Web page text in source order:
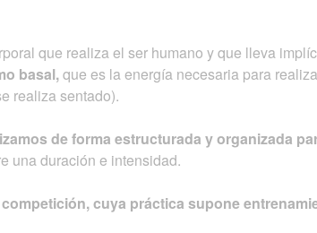
que realiza el ser humano y que lleva
basal,que es la energía necesaria para
realiza sentado).
de forma estructurada y organizada
una duración e intensidad.
cuya práctica supone